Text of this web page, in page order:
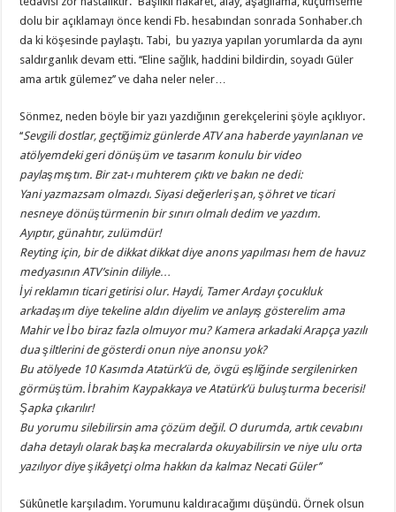
dolu bir açıklamayı önce kendi Fb. hesabından sonrada Sonhaber.ch
da ki köşesinde paylaştı. Tabi, bu yazıya yapılan yorumlarda da aynı
saldırganlık devam etti. ‘‘Eline sağlık, haddini bildirdin, soyadı Güler
ama artık gülemez’’ ve daha neler neler…
Sönmez, neden böyle bir yazı yazdığının gerekçelerini şöyle açıklıyor.
‘‘Sevgili dostlar, geçtiğimiz günlerde ATV ana haberde yayınlanan ve
atölyemdeki geri dönüşüm ve tasarım konulu bir video
paylaşmıştım. Bir zat-ı muhterem çıktı ve bakın ne dedi:
Yani yazmazsam olmazdı. Siyasi değerleri şan, şöhret ve ticari
nesneye dönüştürmenin bir sınırı olmalı dedim ve yazdım.
Ayıptır, günahtır, zulümdür!
Reyting için, bir de dikkat dikkat diye anons yapılması hem de havuz
medyasının ATV’sinin diliyle…
İyi reklamın ticari getirisi olur. Haydi, Tamer Ardayı çocukluk
arkadaşım diye tekeline aldın diyelim ve anlayış gösterelim ama
Mahir ve İbo biraz fazla olmuyor mu? Kamera arkadaki Arapça yazılı
dua şiltlerini de gösterdi onun niye anonsu yok?
Bu atölyede 10 Kasımda Atatürk’ü de, övgü eşliğinde sergilenirken
görmüştüm. İbrahim Kaypakkaya ve Atatürk’ü buluşturma becerisi!
Şapka çıkarılır!
Bu yorumu silebilirsin ama çözüm değil. O durumda, artık cevabını
daha detaylı olarak başka mecralarda okuyabilirsin ve niye ulu orta
yazılıyor diye şikâyetçi olma hakkın da kalmaz Necati Güler’’
Sükûnetle karşıladım. Yorumunu kaldıracağımı düşündü. Örnek olsun